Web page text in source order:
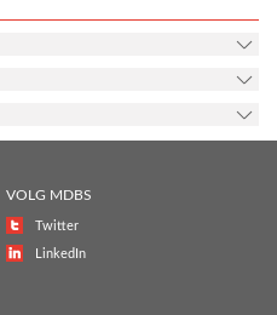
VOLG MDBS
Twitter
LinkedIn